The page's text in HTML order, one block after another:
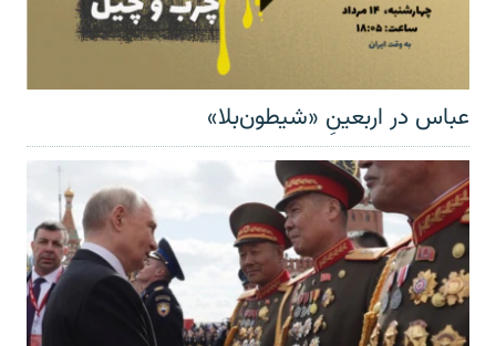
عباس در اربعینِ «شیطون‌بلا»